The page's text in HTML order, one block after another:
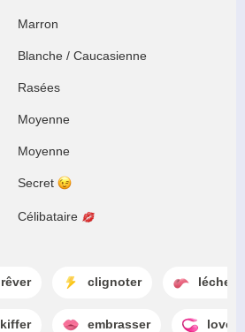
Marron
Blanche / Caucasienne
Rasées
Moyenne
Moyenne
Secret
Célibataire
rêver clignoter lécher
kiffer embrasser